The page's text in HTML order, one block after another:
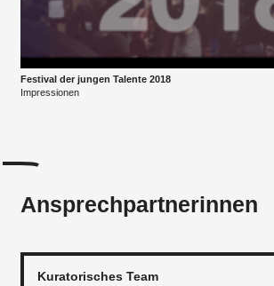
Festival der jungen Talente 2018
Impressionen
Ansprechpartnerinnen
Kuratorisches Team